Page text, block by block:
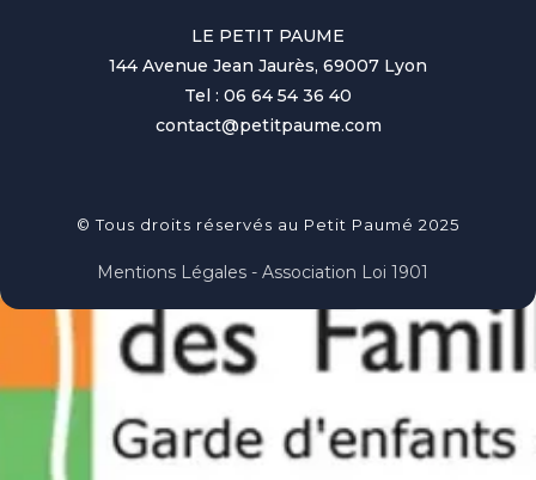
LE PETIT PAUME
144 Avenue Jean Jaurès, 69007 Lyon
Tel : 06 64 54 36 40
contact@petitpaume.com
© Tous droits réservés au Petit Paumé 2025
Mentions Légales - Association Loi 1901